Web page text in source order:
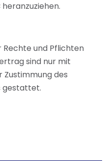
Rechte und Pflichten
sind nur mit
des
gestattet.